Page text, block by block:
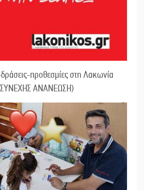
προθεσμίες στη Λακωνία
ΑΝΑΝΕΩΣΗ)